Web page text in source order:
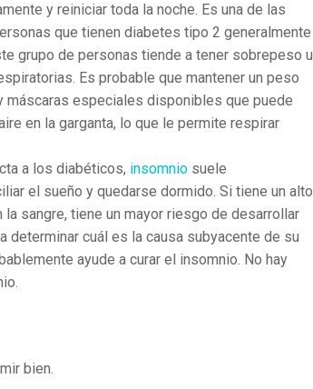
y reiniciar toda la noche. Es una de las
que tienen diabetes tipo 2 generalmente
grupo de personas tiende a tener sobrepeso u
Es probable que mantener un peso
máscaras especiales disponibles que puede
en la garganta, lo que le permite respirar
a los diabéticos, insomnio suele
el sueño y quedarse dormido. Si tiene un alto
sangre, tiene un mayor riesgo de desarrollar
determinar cuál es la causa subyacente de su
ayude a curar el insomnio. No hay
bien.